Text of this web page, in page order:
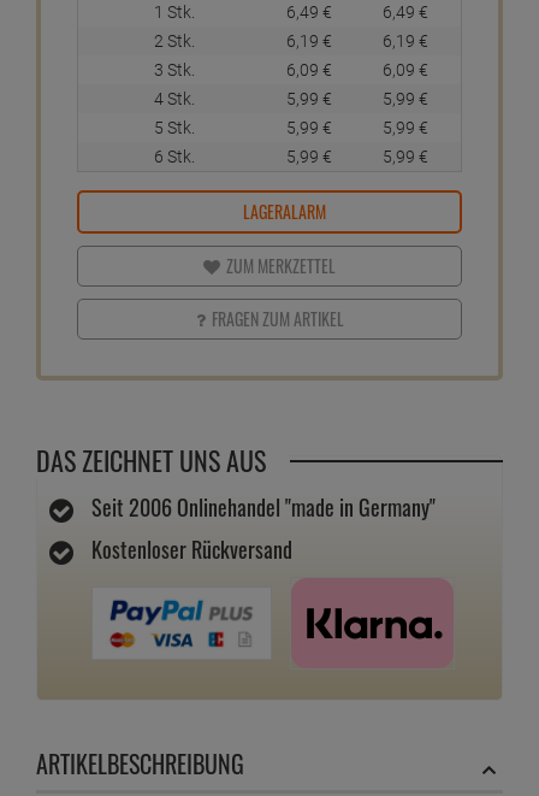
1 Stk. 6, 49 € 6, 49 €
2 Stk.
6, 19 € 6, 19 €
3 Stk.
6, 09 € 6, 09 €
4 Stk.
5, 99 € 5, 99 €
5 Stk.
5, 99 € 5, 99 €
6 Stk.
5, 99 € 5, 99 €
LAGERALARM
ZUM MERKZETTEL
FRAGEN ZUM ARTIKEL
DAS ZEICHNET UNS AUS
Seit 2006 Onlinehandel "made in Germany"
Kostenloser Rückversand
ARTIKELBESCHREIBUNG